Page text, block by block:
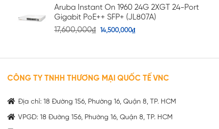
Aruba Instant On 1960 24G 2XGT 24-Port
Gigabit PoE++ SFP+ (JL807A)
17,600,000₫ 14,500,000₫
CÔNG TY TNHH THƯƠNG MẠI QUỐC TẾ VNC
Địa chỉ: 18 Đường 156, Phường 16, Quận 8, TP. HCM
VPGD: 18 Đường 156, Phường 16, Quận 8, TP. HCM